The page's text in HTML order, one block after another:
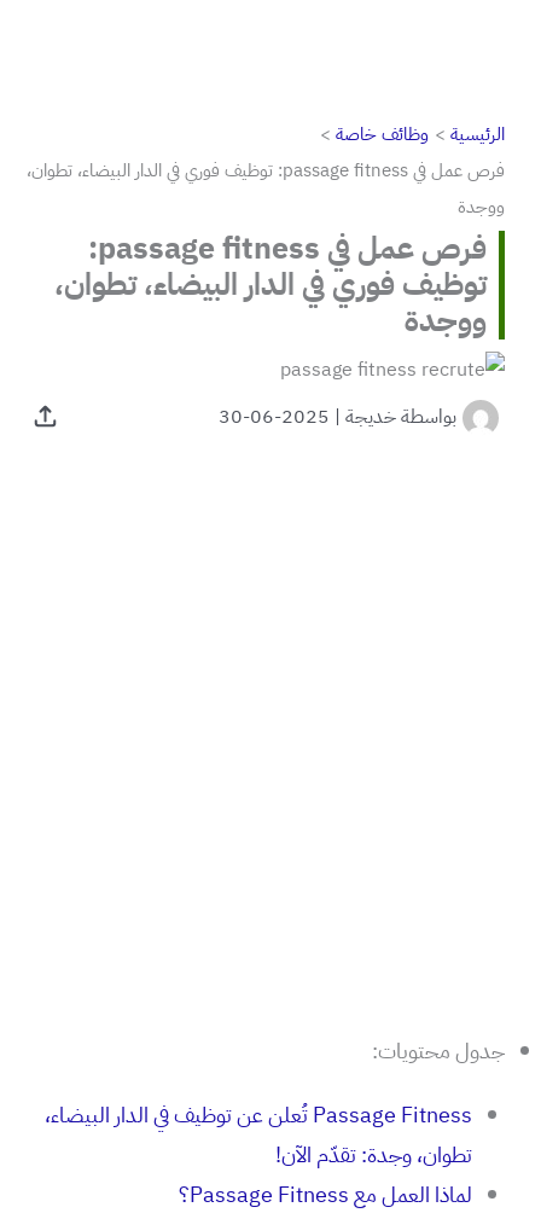
الرئيسية
وظائف خاصة
فرص عمل في passage fitness: توظيف فوري في الدار البيضاء، تطوان،
ووجدة
فرص عمل في passage fitness:
توظيف فوري في الدار البيضاء، تطوان،
ووجدة
بواسطةخديجة |
2025-06-30
جدول محتويات:
Passage Fitness تُعلن عن توظيف في الدار البيضاء،
تطوان، وجدة: تقدّم الآن!
لماذا العمل مع Passage Fitness؟